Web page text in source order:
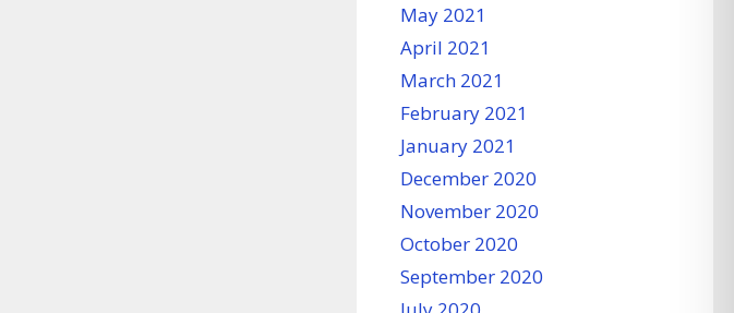
May 2021
April 2021
March 2021
February 2021
January 2021
December 2020
November 2020
October 2020
September 2020